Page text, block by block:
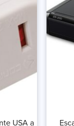
USA a